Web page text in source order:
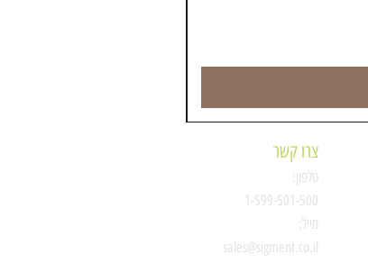
צרו קשר
טלפון:
1-599-501-500
מייל:
sales@sigment.co.il